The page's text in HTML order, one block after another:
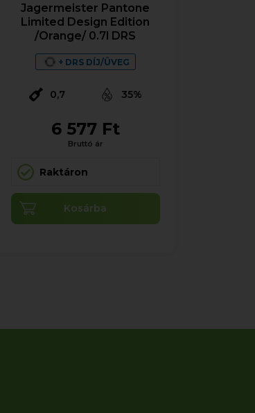
Jagermeister Pantone
Limited Design Edition
/Orange/ 0.7l DRS
+ DRS DÍJ/ÜVEG
0,7 35%
6 577 Ft
Bruttó ár
Raktáron
Kosárba